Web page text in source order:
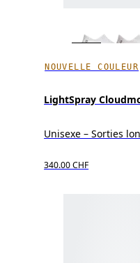
NOUVELLE COULEUR
LightSpray
Unisexe – Sorties
340.00 CHF